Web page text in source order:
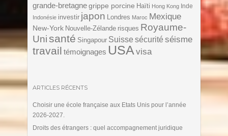
grande-bretagne grippe porcine Haïti Hong Kong Inde
Indonésie investir japon Londres Maroc Mexique
New-York Nouvelle-Zélande risques Royaume-
Unisanté Singapour Suisse sécurité séisme
travail témoignages USA visa
ARTICLES RÉCENTS
Choisir une école française aux Etats Unis pour l’année
2026-2027.
Droits des étrangers : quel accompagnement juridique